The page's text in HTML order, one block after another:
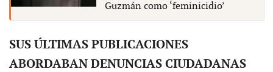
Guzmán como ‘feminicidio’
SUS ÚLTIMAS PUBLICACIONES
ABORDABAN DENUNCIAS CIUDADANAS